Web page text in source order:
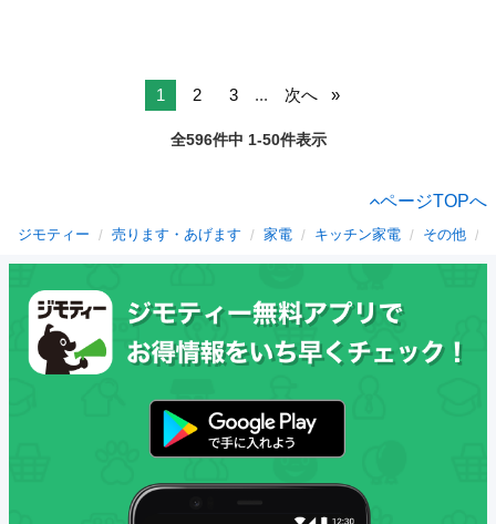
1 2 3 ... 次へ
全596件中 1-50件表示
ページTOPへ
ジモティー 売ります・あげます 家電 キッチン家電 その他